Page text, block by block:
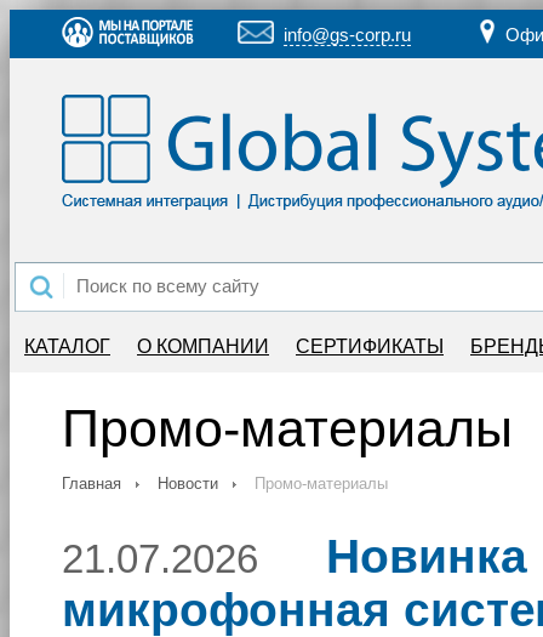
info@gs-corp.ru
КАТАЛОГ О КОМПАНИИ СЕРТИФИКАТЫ
Промо-материалы
Главная Новости Промо-материалы
21.07.2026
микрофонная